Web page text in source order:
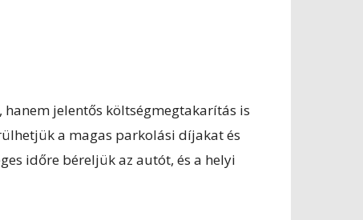
jelentős költségmegtakarítás is
a magas parkolási díjakat és
időre béreljük az autót, és a helyi